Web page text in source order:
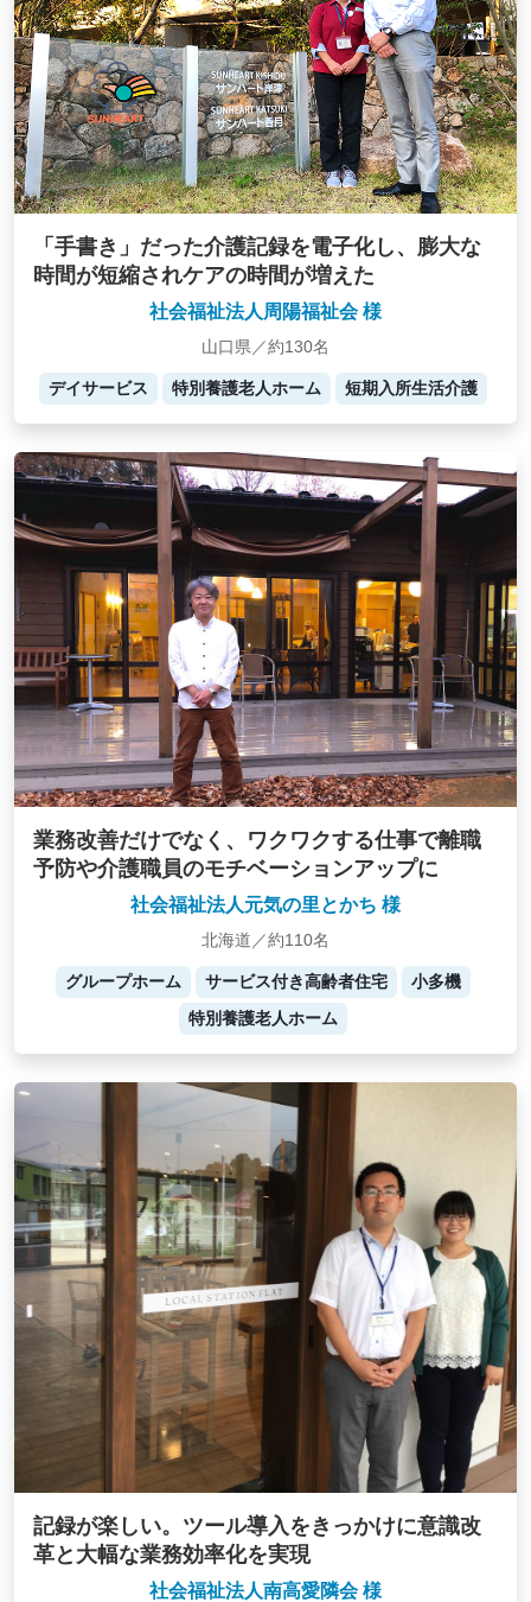
「手書き」だった介護記録を電子化し、膨大な
時間が短縮されケアの時間が増えた
社会福祉法人周陽福祉会 様
山口県／約130名
デイサービス 特別養護老人ホーム 短期入所生活介護
業務改善だけでなく、ワクワクする仕事で離職
予防や介護職員のモチベーションアップに
社会福祉法人元気の里とかち 様
北海道／約110名
グループホーム サービス付き高齢者住宅
小多機
特別養護老人ホーム
記録が楽しい。ツール導入をきっかけに意識改
革と大幅な業務効率化を実現
社会福祉法人南高愛隣会 様